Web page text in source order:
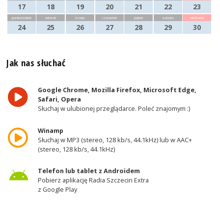
17 18 19 20 21 22 23
poniedziałek
24
wtorek
25
środa
26
czwartek
27
piątek
28
sobota
29
niedziela
30
Jak nas słuchać
Google Chrome, Mozilla Firefox, Microsoft Edge,
Safari, Opera
Słuchaj w ulubionej przeglądarce. Poleć znajomym :)
Winamp
Słuchaj w MP3 (stereo, 128 kb/s, 44.1kHz) lub w AAC+
(stereo, 128 kb/s, 44.1kHz)
Telefon lub tablet z Androidem
Pobierz aplikację Radia Szczecin Extra
z Google Play